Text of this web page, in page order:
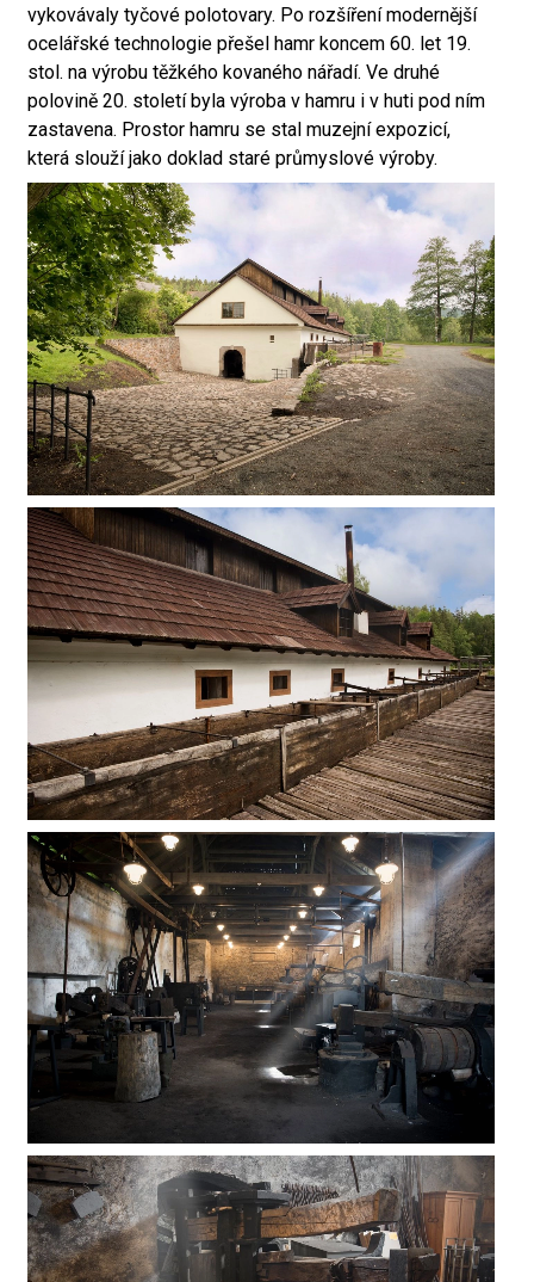
vykovávaly tyčové polotovary. Po rozšíření modernější
ocelářské technologie přešel hamr koncem 60. let 19.
stol. na výrobu těžkého kovaného nářadí. Ve druhé
polovině 20. století byla výroba v hamru i v huti pod ním
zastavena. Prostor hamru se stal muzejní expozicí,
která slouží jako doklad staré průmyslové výroby.